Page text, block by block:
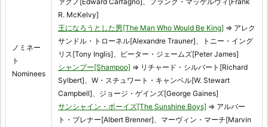
ノミネー
ト
Nominees
R. McKelvy]
王になろうとした男[The Man Who Would Be King] ⇒ アレク
サンドル・トローネル[Alexandre Trauner]、トニー・イング
リス[Tony Inglis]、ピーター・ジェームズ[Peter James]
シャンプー[Shampoo] ⇒ リチャード・シルバート[Richard
Sylbert]、W・スチュワート・キャンベル[W. Stewart
Campbell]、ジョージ・ゲインズ[George Gaines]
サンシャイン・ボーイズ[The Sunshine Boys] ⇒ アルバー
ト・ブレナー[Albert Brenner]、マーヴィン・マーチ[Marvin